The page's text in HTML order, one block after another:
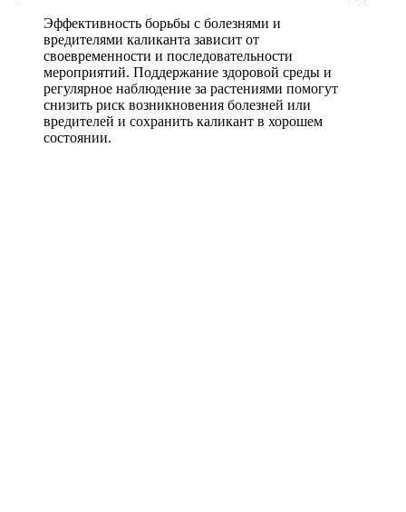
Эффективность борьбы с болезнями и
вредителями каликанта зависит от
своевременности и последовательности
мероприятий. Поддержание здоровой среды и
регулярное наблюдение за растениями помогут
снизить риск возникновения болезней или
вредителей и сохранить каликант в хорошем
состоянии.